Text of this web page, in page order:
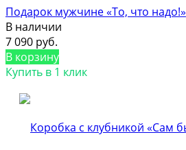
Подарок мужчине «То, что надо!»
В наличии
7 090 руб.
В корзину
Купить в 1 клик